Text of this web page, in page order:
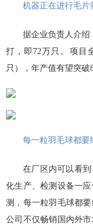
机器正在进行毛片
据企业负责人介绍
打，即72万只。项目
只），年产值有望突破
每一粒羽毛球都
在厂区内可以看
化生产、检测设备一
测，每一粒羽毛球都
公司不仅畅销国内外